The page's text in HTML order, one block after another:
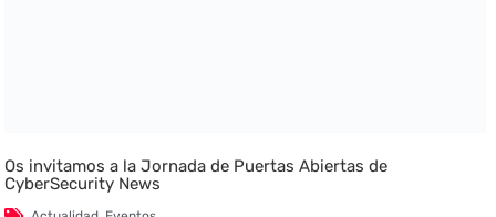
Os invitamos a la Jornada de Puertas Abiertas de
CyberSecurity News